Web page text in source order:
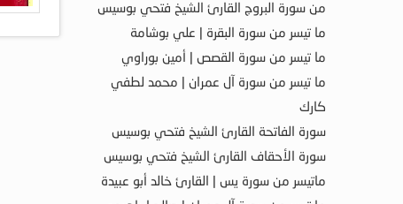
من سورة البروج القارئ الشيخ فتحي بوسيس
ما تيسر من سورة البقرة | علي بوشامة
ما تيسر من سورة القصص | أمين بوراوي
ما تيسر من سورة آل عمران | محمد لطفي
كارك
سورة الفاتحة القارئ الشيخ فتحي بوسيس
سورة الأحقاف القارئ الشيخ فتحي بوسيس
ماتيسر من سورة يس | القارئ خالد أبو عبيدة